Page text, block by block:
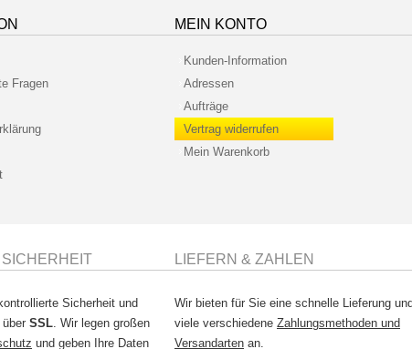
Fragen
MEIN KONTO
Kunden-Information
Adressen
Aufträge
Vertrag widerrufen
Mein Warenkorb
Sicherheit und
SSL . Wir legen großen
und geben Ihre Daten
LIEFERN & ZAHLEN
Wir bieten für Sie eine schnelle Lieferung
viele verschiedene Zahlungsmethoden und
Versandarten an.